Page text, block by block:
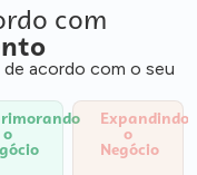
com
acordo com o seu
o
Expandindo
o
Negócio